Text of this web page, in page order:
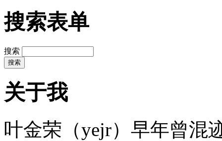
搜索表单
搜索
关于我
叶金荣（yejr）早年曾混